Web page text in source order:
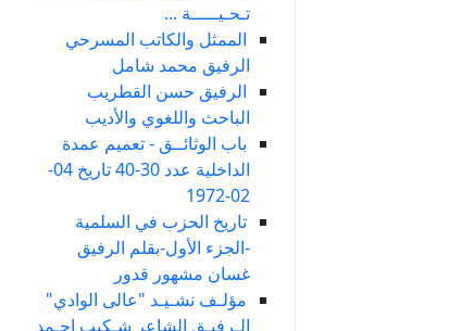
تـحـيـــــة ...
الممثل والكاتب المسرحي
الرفيق محمد شامل
الرفيق حسن القطريب
الباحث واللغوي والأديب
باب الوثائــق - تعميم عمدة
الداخلية عدد 30-40 تاريخ 04-
02-1972
تاريخ الحزب في السلمية
-الجزء الأول-بقلم الرفيق
غسان مشهور قدور
مؤلـف نشـيـد "عالى الوادي"
الـرفيـق الشاعر شـكيب احـمد